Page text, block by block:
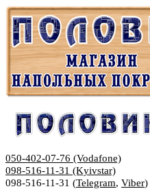
050-402-07-76 (Vodafone)
098-516-11-31 (Kyivstar)
098-516-11-31 (Telegram, Viber)